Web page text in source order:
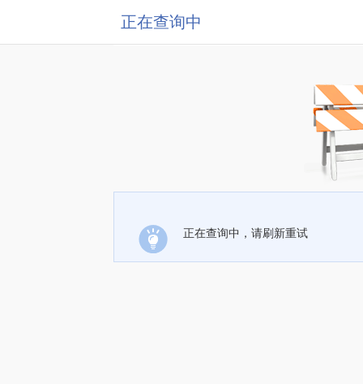
正在查询中
正在查询中，请刷新重试